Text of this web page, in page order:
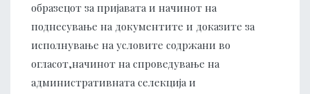
образецот за пријавата и начинот на
поднесување на документите и доказите за
исполнување на условите содржани во
огласот,начинот на спроведување на
административната селекција и